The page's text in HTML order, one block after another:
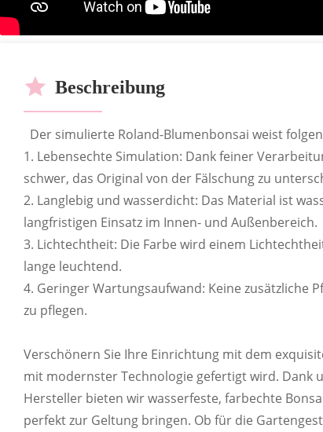
Beschreibung
Der simulierte Roland-Blumenbonsai weist
1. Lebensechte Simulation: Dank feiner
schwer, das Original von der Fälschung zu
2. Langlebig und wasserdicht: Das Material ist
langfristigen Einsatz im Innen- und Außenbereich.
3. Lichtechtheit: Die Farbe wird einem
lange leuchtend.
4. Geringer Wartungsaufwand: Keine zusätzliche
zu pflegen.
Verschönern Sie Ihre Einrichtung mit dem
mit modernster Technologie gefertigt wird. Dank
Hersteller bieten wir wasserfeste, farbechte
perfekt zur Geltung bringen. Ob für die
ODM
OEM
ANPASSBARE
Zahlreiche Geschäfte bieten die Möglichkeit,